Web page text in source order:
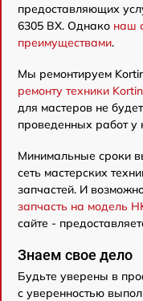
предоставляющих
6305 BX. Однако наш
преимуществами.
Мы ремонтируем
ремонту техники
для мастеров не
проведенных работ у
Минимальные сроки
сеть мастерских
запчастей. И
запчасть на модель
сайте -
Знаем свое дело
Будьте уверены в
с уверенностью